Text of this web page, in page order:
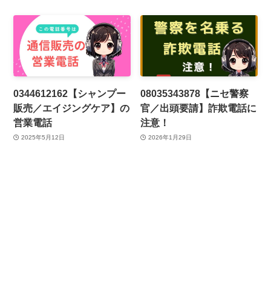
0344612162【シャンプー
販売／エイジングケア】の
営業電話
2025年5月12日
08035343878【ニセ警察
官／出頭要請】詐欺電話に
注意！
2026年1月29日